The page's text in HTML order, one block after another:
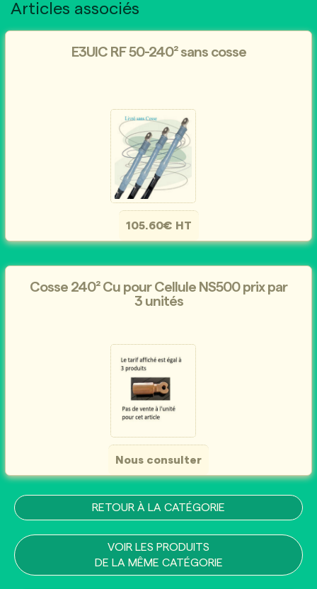
Articles associés
E3UIC RF 50-240² sans cosse
105.60€ HT
Cosse 240² Cu pour Cellule NS500 prix par
3 unités
Nous consulter
RETOUR À LA CATÉGORIE
VOIR LES PRODUITS
DE LA MÊME CATÉGORIE